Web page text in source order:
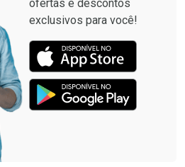
ofertas e descontos
exclusivos para você!